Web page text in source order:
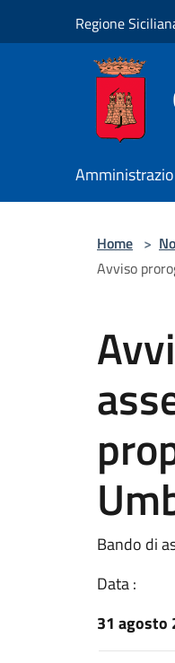
Regione
Home >
Avviso
Bando di
Data :
31 agosto